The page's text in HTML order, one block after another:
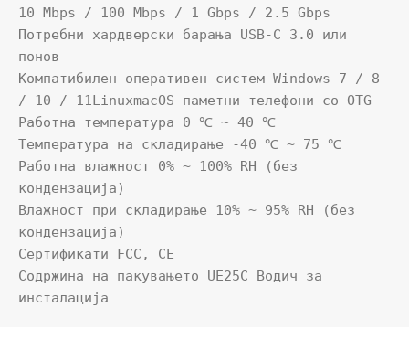
10 Mbps / 100 Mbps / 1 Gbps / 2.5 Gbps
Потребни хардверски барања USB-C 3.0 или
понов
Компатибилен оперативен систем Windows 7 / 8
/ 10 / 11LinuxmacOS паметни телефони со OTG
Работна температура 0 ℃ ~ 40 ℃
Температура на складирање -40 ℃ ~ 75 ℃
Работна влажност 0% ~ 100% RH (без
кондензација)
Влажност при складирање 10% ~ 95% RH (без
кондензација)
Сертификати FCC, CE
Содржина на пакувањето UE25C Водич за
инсталација